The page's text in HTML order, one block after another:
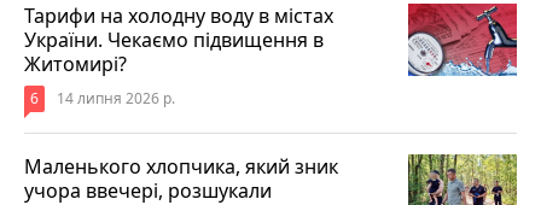
Тарифи на холодну воду в містах
України. Чекаємо підвищення в
Житомирі?
6 14 липня 2026 р.
Маленького хлопчика, який зник
учора ввечері, розшукали